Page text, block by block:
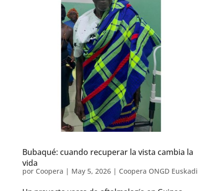
Bubaqué: cuando recuperar la vista cambia la
vida
por Coopera | May 5, 2026| Coopera ONGD Euskadi